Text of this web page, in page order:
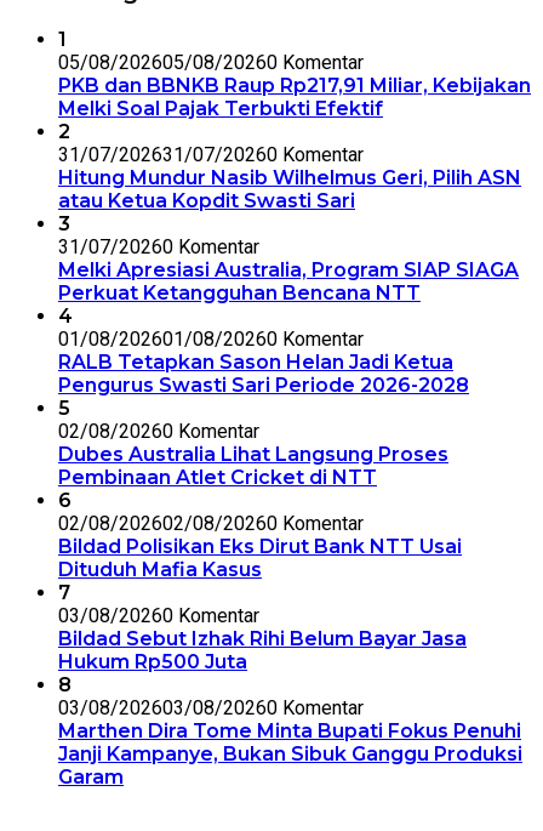
1
05/08/202605/08/20260 Komentar
PKB dan BBNKB Raup Rp217,91 Miliar, Kebijakan
Melki Soal Pajak Terbukti Efektif
2
31/07/202631/07/20260 Komentar
Hitung Mundur Nasib Wilhelmus Geri, Pilih ASN
atau Ketua Kopdit Swasti Sari
3
31/07/20260 Komentar
Melki Apresiasi Australia, Program SIAP SIAGA
Perkuat Ketangguhan Bencana NTT
4
01/08/202601/08/20260 Komentar
RALB Tetapkan Sason Helan Jadi Ketua
Pengurus Swasti Sari Periode 2026-2028
5
02/08/20260 Komentar
Dubes Australia Lihat Langsung Proses
Pembinaan Atlet Cricket di NTT
6
02/08/202602/08/20260 Komentar
Bildad Polisikan Eks Dirut Bank NTT Usai
Dituduh Mafia Kasus
7
03/08/20260 Komentar
Bildad Sebut Izhak Rihi Belum Bayar Jasa
Hukum Rp500 Juta
8
03/08/202603/08/20260 Komentar
Marthen Dira Tome Minta Bupati Fokus Penuhi
Janji Kampanye, Bukan Sibuk Ganggu Produksi
Garam